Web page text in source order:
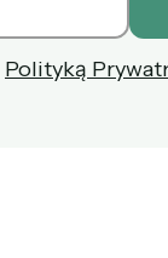
Polityką